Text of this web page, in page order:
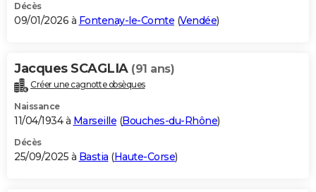
Décès
09/01/2026 à Fontenay-le-Comte (Vendée)
Jacques SCAGLIA (91 ans)
Créer une cagnotte obsèques
Naissance
11/04/1934 à Marseille (Bouches-du-Rhône)
Décès
25/09/2025 à Bastia (Haute-Corse)